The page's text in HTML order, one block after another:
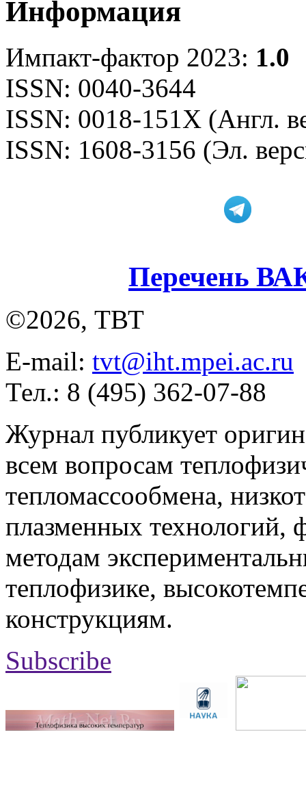
Информация
Импакт-фактор 2023: 1.0
ISSN: 0040-3644
ISSN: 0018-151X (Англ.
ISSN: 1608-3156 (Эл.
Перечень
©2026, ТВТ
E-mail: tvt@iht.mpei.ac.ru
Тел.: 8 (495) 362-07-88
Журнал публикует
всем вопросам
тепломассообмена,
плазменных технологий,
методам
теплофизике,
конструкциям.
Subscribe